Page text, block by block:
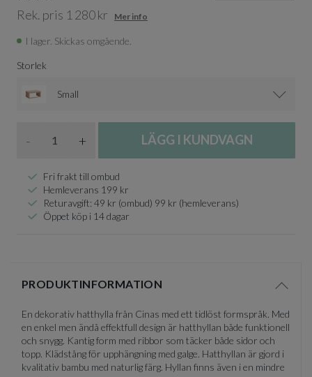
Rek. pris 1 280 kr Mer info
I lager. Skickas omgående.
Storlek
Small
- + LÄGG I KUNDVAGN
Fri frakt till ombud
Hemleverans 199 kr
Returavgift: 49 kr (ombud) 99 kr (hemleverans)
Öppet köp i 14 dagar
PRODUKTINFORMATION
Visa/
En dekorativ hatthylla från Cinas med ett tidlöst formspråk. Med
en enkel men ändå effektfull design är hatthyllan både funktionell
och snygg. Kantig form med ribbor som täcker både sidor och
topp. Klädstång för upphängning med galge. Hatthyllan är gjord i
kvalitativ bambu med naturlig färg. Hyllan finns även i en mindre